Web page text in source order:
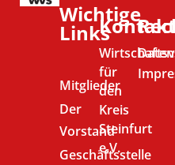
Wichtige
Links
Mitglieder
Der
Vorstand
Geschäftsstelle
für
den
Kreis
Steinfurt
e.V.